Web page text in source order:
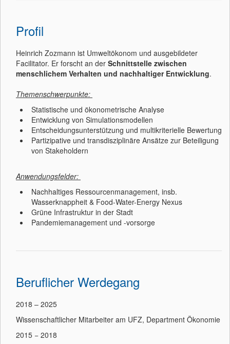
Profil
Heinrich Zozmann ist Umweltökonom und ausgebildeter
Facilitator. Er forscht an der Schnittstelle zwischen
menschlichem Verhalten und nachhaltiger Entwicklung.
Themenschwerpunkte:
Statistische und ökonometrische Analyse
Entwicklung von Simulationsmodellen
Entscheidungsunterstützung und multikriterielle Bewertung
Partizipative und transdisziplinäre Ansätze zur Beteiligung
von Stakeholdern
Anwendungsfelder:
Nachhaltiges Ressourcenmanagement, insb.
Wasserknappheit & Food-Water-Energy Nexus
Grüne Infrastruktur in der Stadt
Pandemiemanagement und -vorsorge
Beruflicher Werdegang
2018 – 2025
Wissenschaftlicher Mitarbeiter am UFZ, Department Ökonomie
2015 − 2018